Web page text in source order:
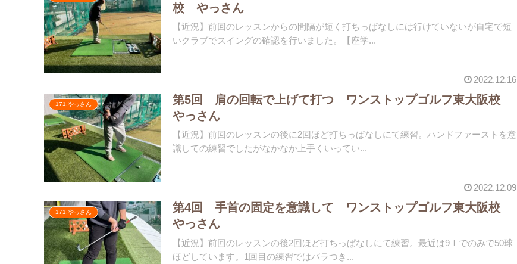
校 やっさん
【近況】前回のレッスンからの間隔が短く打ちっぱなしには行けていないが自宅で短
いクラブでスイングの確認を行いました。【座学...
2022.12.16
171.やっさん
第5回 肩の回転で上げて打つ ワンストップゴルフ東大阪校
やっさん
【近況】前回のレッスンの後に2回ほど打ちっぱなしにて練習。ハンドファーストを意
識しての練習でしたがなかなか上手くいってい...
2022.12.09
171.やっさん
第4回 手首の固定を意識して ワンストップゴルフ東大阪校
やっさん
【近況】前回のレッスンの後2回ほど打ちっぱなしにて練習。最近は9Ｉでのみで50球
ほどしています。1回目の練習ではバラつき...